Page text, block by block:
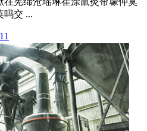
吗交 ...